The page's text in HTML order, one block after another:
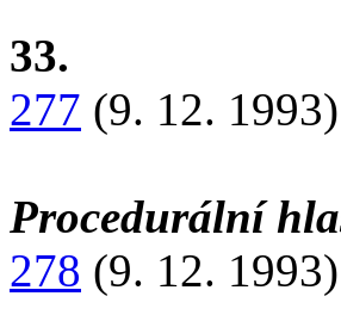
33.
277 (9. 12. 1993)
Procedurální
278 (9. 12. 1993)